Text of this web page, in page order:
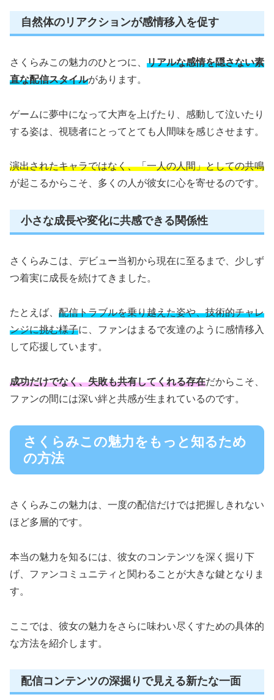
自然体のリアクションが感情移入を促す
さくらみこの魅力のひとつに、 リアルな感情を隠さない素
直な配信スタイルがあります。
ゲームに夢中になって大声を上げたり、感動して泣いたり
する姿は、視聴者にとってとても人間味を感じさせます。
演出されたキャラではなく、「一人の人間」としての共鳴
が起こるからこそ、多くの人が彼女に心を寄せるのです。
小さな成長や変化に共感できる関係性
さくらみこは、デビュー当初から現在に至るまで、少しず
つ着実に成長を続けてきました。
たとえば、 配信トラブルを乗り越えた姿や、技術的チャレ
ンジに挑む様子に、ファンはまるで友達のように感情移入
して応援しています。
成功だけでなく、失敗も共有してくれる存在だからこそ、
ファンの間には深い絆と共感が生まれているのです。
さくらみこの魅力をもっと知るため
の方法
さくらみこの魅力は、一度の配信だけでは把握しきれない
ほど多層的です。
本当の魅力を知るには、彼女のコンテンツを深く掘り下
げ、ファンコミュニティと関わることが大きな鍵となりま
す。
ここでは、彼女の魅力をさらに味わい尽くすための具体的
な方法を紹介します。
配信コンテンツの深掘りで見える新たな一面